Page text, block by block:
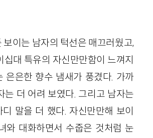
보이는 남자의 턱선은 매끄러웠고,
십대 특유의 자신만만함이 느껴지
은은한 향수 냄새가 풍겼다. 가까
는 더 어려 보였다. 그리고 남자는
말을 더 했다. 자신만만해 보이
와 대화하면서 수줍은 것처럼 눈